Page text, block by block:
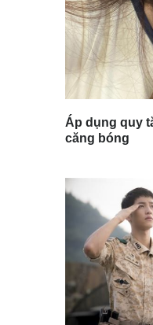
Áp dụng quy
căng bóng